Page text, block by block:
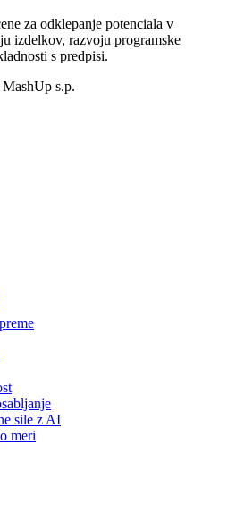
za odklepanje potenciala v
izdelkov, razvoju programske
s predpisi.
s.p.
sile z AI
meri